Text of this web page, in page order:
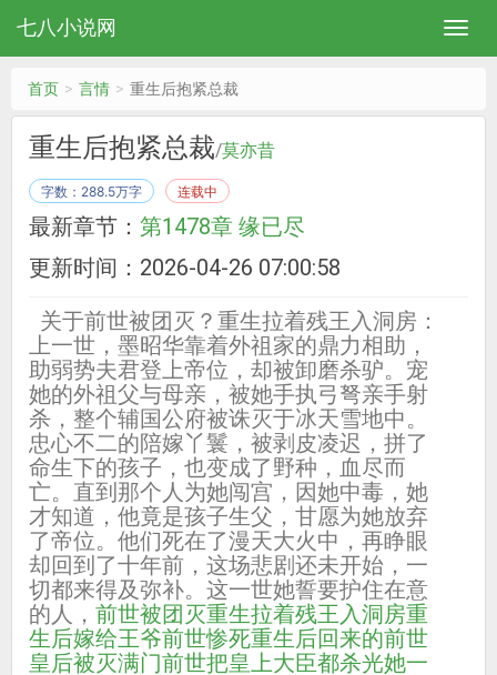
七八小说网
首页 言情 重生后抱紧总裁
重生后抱紧总裁/莫亦昔
字数：288.5万字 连载中
最新章节： 第1478章 缘已尽
更新时间：2026-04-26 07:00:58
关于前世被团灭？重生拉着残王入洞房：
上一世，墨昭华靠着外祖家的鼎力相助，
助弱势夫君登上帝位，却被卸磨杀驴。宠
她的外祖父与母亲，被她手执弓弩亲手射
杀，整个辅国公府被诛灭于冰天雪地中。
忠心不二的陪嫁丫鬟，被剥皮凌迟，拼了
命生下的孩子，也变成了野种，血尽而
亡。直到那个人为她闯宫，因她中毒，她
才知道，他竟是孩子生父，甘愿为她放弃
了帝位。他们死在了漫天大火中，再睁眼
却回到了十年前，这场悲剧还未开始，一
切都来得及弥补。这一世她誓要护住在意
的人， 前世被团灭重生拉着残王入洞房重
生后嫁给王爷前世惨死重生后回来的前世
皇后被灭满门前世把皇上大臣都杀光她一